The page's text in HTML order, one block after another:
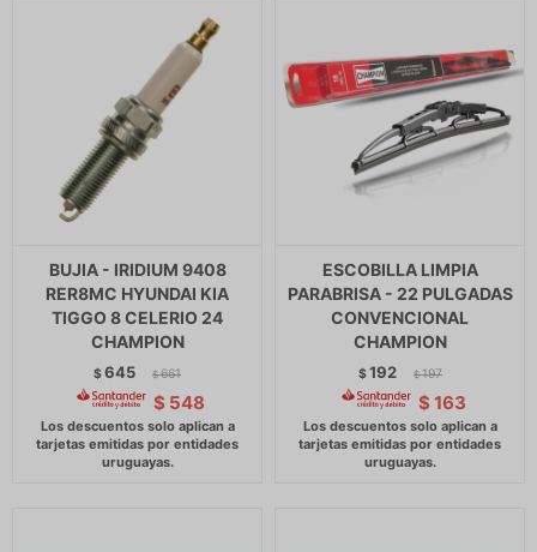
BUJIA - IRIDIUM 9408
RER8MC HYUNDAI KIA
TIGGO 8 CELERIO 24
CHAMPION
$645 $ 661
$ 548
ESCOBILLA LIMPIA
PARABRISA - 22 PULGADAS
CONVENCIONAL
CHAMPION
$192 $ 197
$ 163